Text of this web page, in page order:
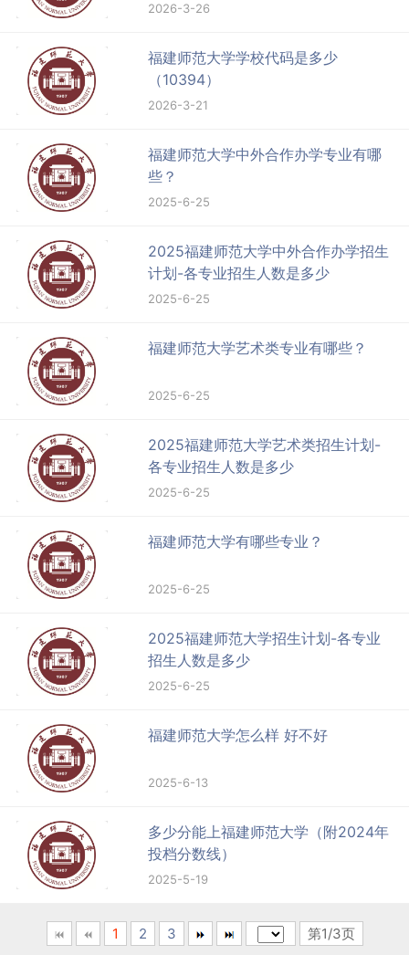
2026-3-26
福建师范大学学校代码是多少
（10394）
2026-3-21
福建师范大学中外合作办学专业有哪
些？
2025-6-25
2025福建师范大学中外合作办学招生
计划-各专业招生人数是多少
2025-6-25
福建师范大学艺术类专业有哪些？
2025-6-25
2025福建师范大学艺术类招生计划-
各专业招生人数是多少
2025-6-25
福建师范大学有哪些专业？
2025-6-25
2025福建师范大学招生计划-各专业
招生人数是多少
2025-6-25
福建师范大学怎么样 好不好
2025-6-13
多少分能上福建师范大学（附2024年
投档分数线）
2025-5-19
1 2 3 第1/3页